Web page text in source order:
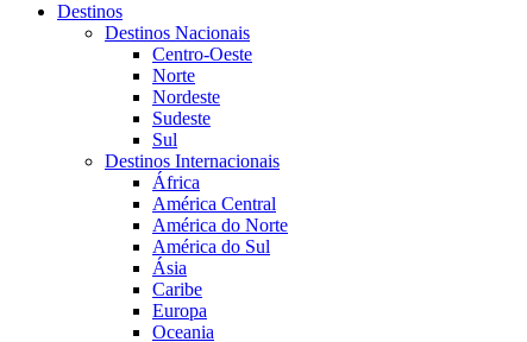
Destinos
Destinos Nacionais
Centro-Oeste
Norte
Nordeste
Sudeste
Sul
Destinos Internacionais
África
América Central
América do Norte
América do Sul
Ásia
Caribe
Europa
Oceania